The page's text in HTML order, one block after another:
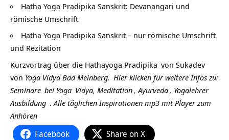
Hatha Yoga Pradipika Sanskrit: Devanangari und
römische Umschrift
Hatha Yoga Pradipika Sanskrit – nur römische Umschrift
und Rezitation
Kurzvortrag über die Hathayoga Pradipika von Sukadev
von Yoga Vidya Bad Meinberg. Hier klicken für weitere Infos zu:
Seminare bei Yoga Vidya, Meditation, Ayurveda, Yogalehrer
Ausbildung . Alle täglichen Inspirationen mp3 mit Player zum
Anhören
Facebook Share on X